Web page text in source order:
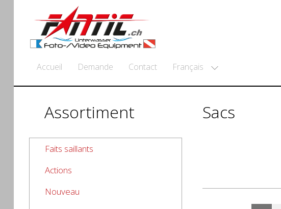
Accueil Demande Contact Français
Assortiment
Faits saillants
Actions
Nouveau
Sacs